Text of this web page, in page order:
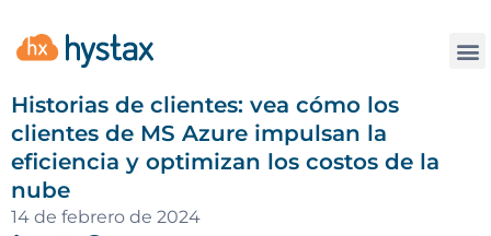
Historias de clientes: vea cómo los
clientes de MS Azure impulsan la
eficiencia y optimizan los costos de la
nube
14 de febrero de 2024